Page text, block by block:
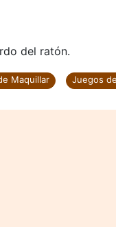
del ratón.
Maquillar Juegos